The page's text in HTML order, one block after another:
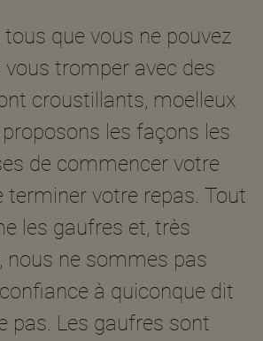
que vous ne pouvez
tromper avec des
croustillants, moelleux
les façons les
de commencer votre
terminer votre repas. Tout
les gaufres et, très
nous ne sommes pas
à quiconque dit
pas. Les gaufres sont